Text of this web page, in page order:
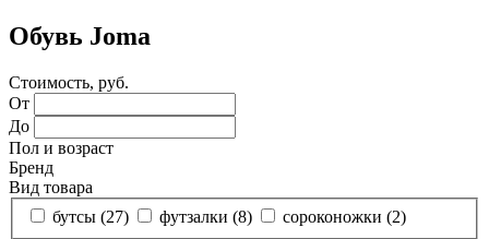
Обувь Joma
Стоимость, руб.
От
До
Пол и возраст
Бренд
Вид товара
бутсы (27) футзалки (8) сороконожки (2)